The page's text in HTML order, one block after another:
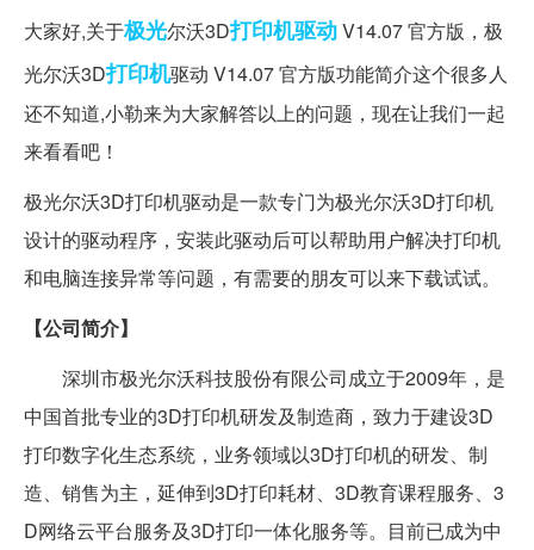
大家好,关于极光尔沃3D打印机驱动V14.07 官方版，极
光尔沃3D打印机驱动 V14.07 官方版功能简介这个很多人
还不知道,小勒来为大家解答以上的问题，现在让我们一起
来看看吧！
极光尔沃3D打印机驱动是一款专门为极光尔沃3D打印机
设计的驱动程序，安装此驱动后可以帮助用户解决打印机
和电脑连接异常等问题，有需要的朋友可以来下载试试。
【公司简介】
深圳市极光尔沃科技股份有限公司成立于2009年，是
中国首批专业的3D打印机研发及制造商，致力于建设3D
打印数字化生态系统，业务领域以3D打印机的研发、制
造、销售为主，延伸到3D打印耗材、3D教育课程服务、3
D网络云平台服务及3D打印一体化服务等。目前已成为中